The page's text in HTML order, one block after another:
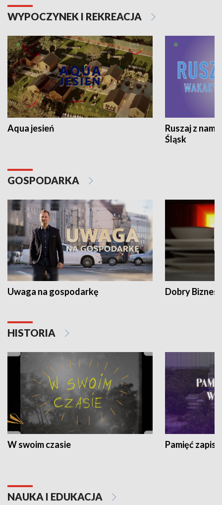
WYPOCZYNEK I REKREACJA
Aqua jesień
Ruszaj z
Śląsk
GOSPODARKA
Uwaga na gospodarkę Dobry Biznes
HISTORIA
W swoim czasie Pamięć
NAUKA I EDUKACJA